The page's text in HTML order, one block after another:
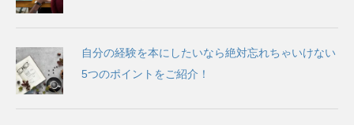
自分の経験を本にしたいなら絶対忘れちゃいけない
5つのポイントをご紹介！